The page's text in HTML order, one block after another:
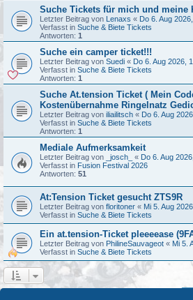
Suche Tickets für mich und meine
Letzter Beitrag von Lenaxs « Do 6. Aug
Verfasst in Suche & Biete Tickets
Antworten: 1
Suche ein camper ticket!!!
Letzter Beitrag von Suedi « Do 6. Aug 2026,
Verfasst in Suche & Biete Tickets
Antworten: 1
Suche At.tension Ticket ( Mein
Kostenübernahme Ringelnatz
Letzter Beitrag von iliailitsch « Do 6. Aug
Verfasst in Suche & Biete Tickets
Antworten: 1
Mediale Aufmerksamkeit
Letzter Beitrag von _josch_ « Do 6. Aug
Verfasst in Fusion Festival 2026
Antworten: 51
At:Tension Ticket gesucht ZTS9R
Letzter Beitrag von floritoner « Mi 5. Aug
Verfasst in Suche & Biete Tickets
Ein at.tension-Ticket pleeeease
Letzter Beitrag von PhilineSauvageot « Mi 5.
Verfasst in Suche & Biete Tickets